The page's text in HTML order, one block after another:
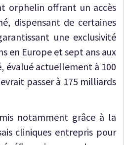
orphelin offrant un accès
dispensant de certaines
une exclusivité
en Europe et sept ans aux
évalué actuellement à 100
passer à 175 milliards
notamment grâce à la
cliniques entrepris pour